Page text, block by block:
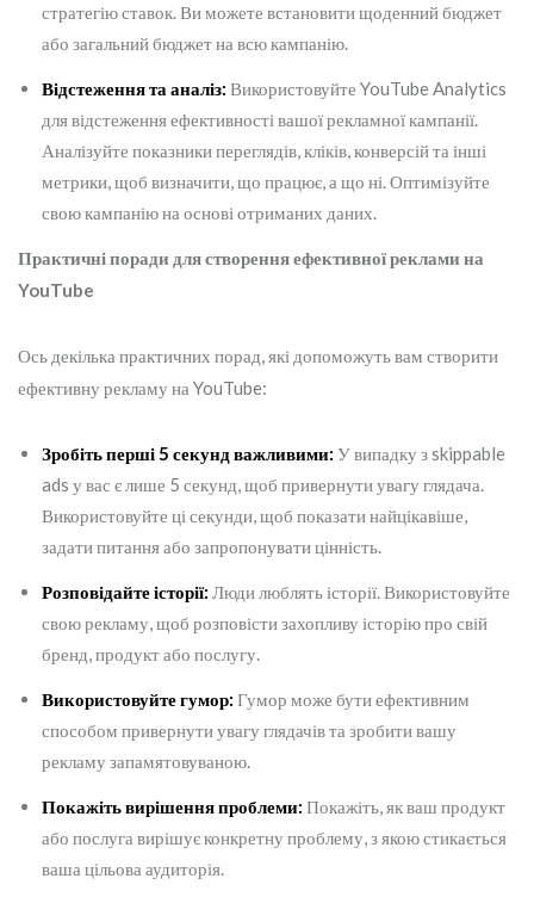
стратегію ставок. Ви можете встановити щоденний бюджет
або загальний бюджет на всю кампанію.
Відстеження та аналіз: Використовуйте YouTube Analytics
для відстеження ефективності вашої рекламної кампанії.
Аналізуйте показники переглядів, кліків, конверсій та інші
метрики, щоб визначити, що працює, а що ні. Оптимізуйте
свою кампанію на основі отриманих даних.
Практичні поради для створення ефективної реклами на
YouTube
Ось декілька практичних порад, які допоможуть вам створити
ефективну рекламу на YouTube:
Зробіть перші 5 секунд важливими: У випадку з skippable
ads у вас є лише 5 секунд, щоб привернути увагу глядача.
Використовуйте ці секунди, щоб показати найцікавіше,
задати питання або запропонувати цінність.
Розповідайте історії: Люди люблять історії. Використовуйте
свою рекламу, щоб розповісти захопливу історію про свій
бренд, продукт або послугу.
Використовуйте гумор: Гумор може бути ефективним
способом привернути увагу глядачів та зробити вашу
рекламу запамятовуваною.
Покажіть вирішення проблеми: Покажіть, як ваш продукт
або послуга вирішує конкретну проблему, з якою стикається
ваша цільова аудиторія.